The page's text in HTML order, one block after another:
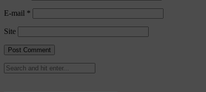
E-mail *
Site